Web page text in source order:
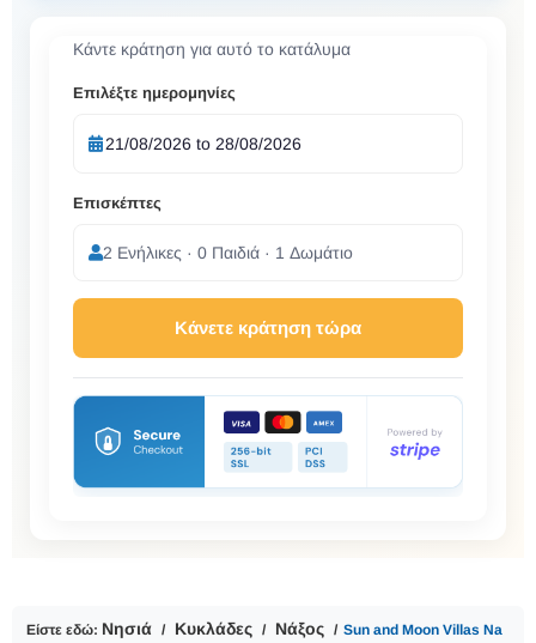
Κάντε κράτηση για αυτό το κατάλυμα
Επιλέξτε ημερομηνίες
Επισκέπτες
2 Ενήλικες · 0 Παιδιά · 1 Δωμάτιο
Κάνετε κράτηση τώρα
Είστε εδώ: Νησιά Κυκλάδες Νάξος
Sun and Moon Villas Na